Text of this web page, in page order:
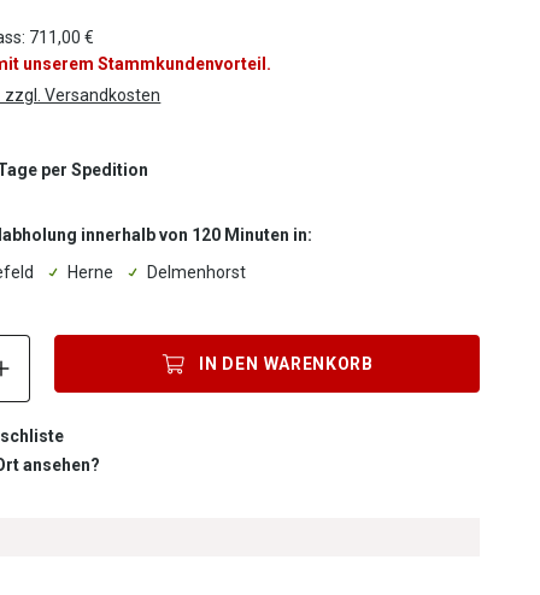
711,00 €
unserem Stammkundenvorteil.
zzgl. Versandkosten
per Spedition
innerhalb von 120 Minuten in:
Herne Delmenhorst
Produkt Anzahl: Gib den gewünschten Wert ein oder benutze die
IN DEN WARENKORB
ansehen?